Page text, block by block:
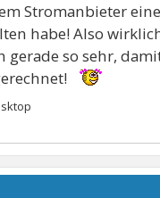
Stromanbieter
habe! Also
gerade so sehr,